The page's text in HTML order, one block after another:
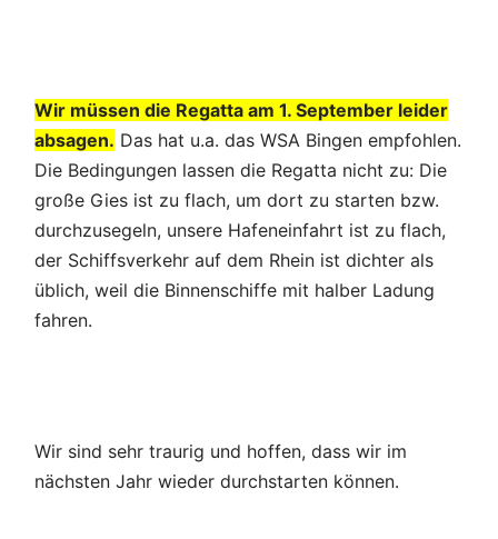
Wir müssen die Regatta am 1. September leider
absagen. Das hat u.a. das WSA Bingen empfohlen.
Die Bedingungen lassen die Regatta nicht zu: Die
große Gies ist zu flach, um dort zu starten bzw.
durchzusegeln, unsere Hafeneinfahrt ist zu flach,
der Schiffsverkehr auf dem Rhein ist dichter als
üblich, weil die Binnenschiffe mit halber Ladung
fahren.
Wir sind sehr traurig und hoffen, dass wir im
nächsten Jahr wieder durchstarten können.